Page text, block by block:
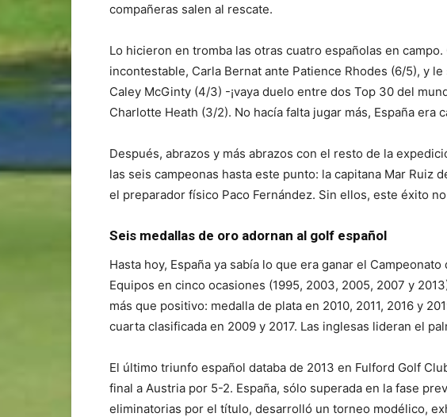
compañeras salen al rescate.
Lo hicieron en tromba las otras cuatro españolas en
incontestable, Carla Bernat ante Patience Rhodes (6/5), y
Caley McGinty (4/3) -¡vaya duelo entre dos Top 30 del
Charlotte Heath (3/2). No hacía falta jugar más, España era
Después, abrazos y más abrazos con el resto de la
las seis campeonas hasta este punto: la capitana Mar Ruiz
el preparador físico Paco Fernández. Sin ellos, este éxito
Seis medallas de oro adornan al golf español
Hasta hoy, España ya sabía lo que era ganar el
Equipos en cinco ocasiones (1995, 2003, 2005, 2007 y
más que positivo: medalla de plata en 2010, 2011, 2016 y
cuarta clasificada en 2009 y 2017. Las inglesas lideran el
El último triunfo español databa de 2013 en Fulford Golf
final a Austria por 5-2. España, sólo superada en la fase
eliminatorias por el título, desarrolló un torneo modélico,